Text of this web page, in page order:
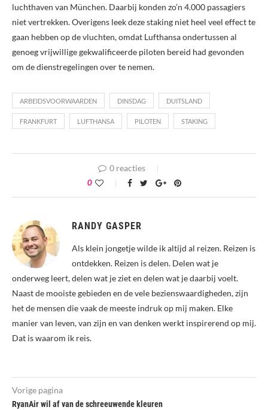
luchthaven van München. Daarbij konden zo’n 4.000 passagiers
niet vertrekken. Overigens leek deze staking niet heel veel effect te
gaan hebben op de vluchten, omdat Lufthansa ondertussen al
genoeg vrijwillige gekwalificeerde piloten bereid had gevonden
om de dienstregelingen over te nemen.
ARBEIDSVOORWAARDEN DINSDAG DUITSLAND
FRANKFURT LUFTHANSA PILOTEN STAKING
0 reacties
0
RANDY GASPER
Als klein jongetje wilde ik altijd al reizen. Reizen is
ontdekken. Reizen is delen. Delen wat je
onderweg leert, delen wat je ziet en delen wat je daarbij voelt.
Naast de mooiste gebieden en de vele bezienswaardigheden, zijn
het de mensen die vaak de meeste indruk op mij maken. Elke
manier van leven, van zijn en van denken werkt inspirerend op mij.
Dat is waarom ik reis.
Vorige pagina
RyanAir wil af van de schreeuwende kleuren